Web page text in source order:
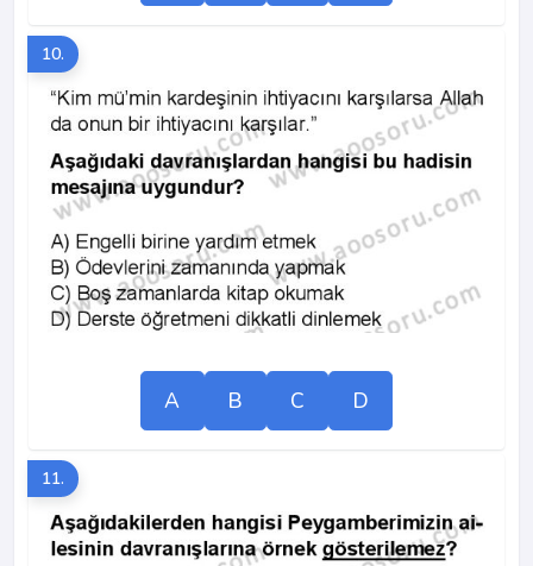
10.
A B C D
11.